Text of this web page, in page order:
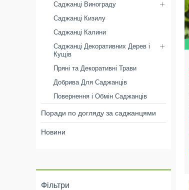
Саджанці Винограду
Саджанці Кизилу
Саджанці Калини
Саджанці Декоративних Дерев і
Кущів
Пряні та Декоративні Трави
Добрива Для Саджанців
Повернення і Обмін Саджанців
Поради по догляду за саджанцями
Новини
Фільтри